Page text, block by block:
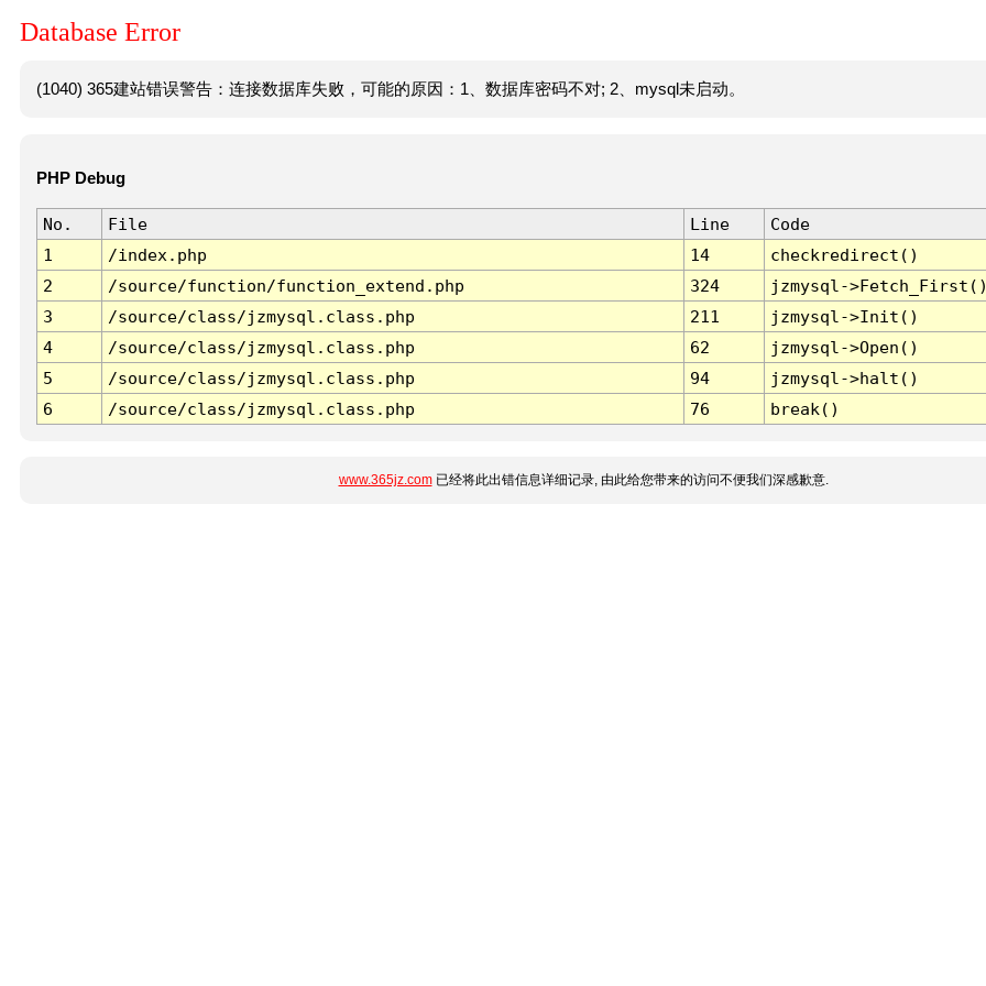
Database Error
(1040) 365建站错误警告：连接数据库失败，可能的原因：1、数据库密码不对; 2、mysql未启动。
PHP Debug
No. File Line
Code
1
/index.php 14
checkredirect()
2
/source/function/function_extend.php 324
jzmysql-
3
/source/class/jzmysql.class.php 211
jzmysql->Init()
4
/source/class/jzmysql.class.php 62
jzmysql->Open()
5
/source/class/jzmysql.class.php 94
jzmysql->halt()
6
/source/class/jzmysql.class.php 76 break()
www.365jz.com已经将此出错信息详细记录, 由此给您带来的访问不便我们深感歉意.